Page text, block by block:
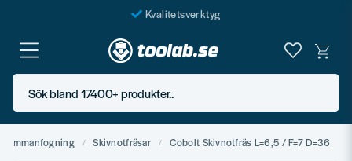
Kvalitetsverktyg
Fraktfritt över 999 SEK*
En järnhandel för alla
Butik i Göteborg
Sök bland 17400+ produkter..
sammanfogning Skivnotfräsar Cobolt Skivnotfräs L=6,5 / F=7 D=36